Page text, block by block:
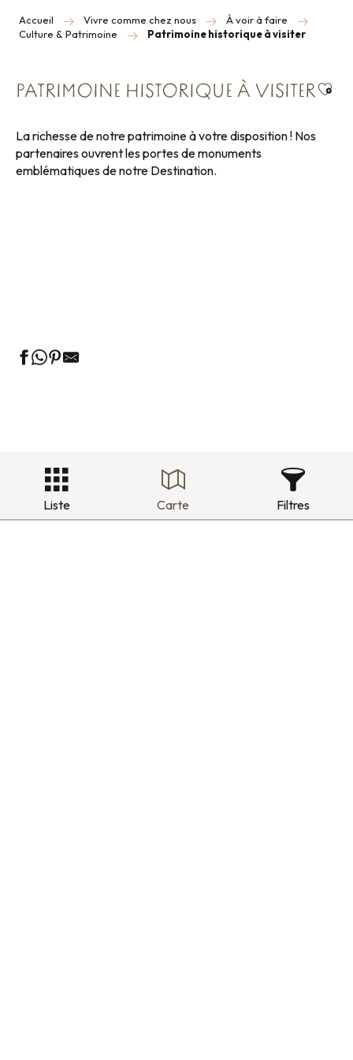
Accueil Vivre comme chez nous
À voir à faire
Culture & Patrimoine
Patrimoine historique à visiter
PATRIMOINE HISTORIQUE À VISITER
La richesse de notre patrimoine à votre disposition ! Nos
partenaires ouvrent les portes de monuments
emblématiques de notre Destination.
Liste Carte Filtres